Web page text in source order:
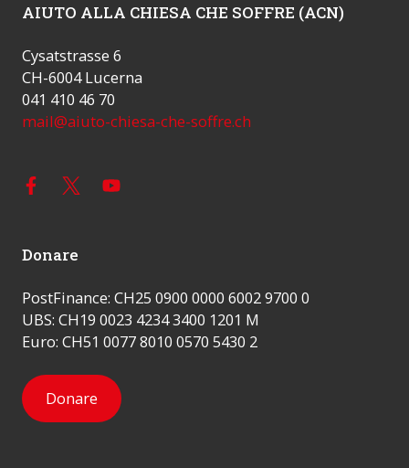
AIUTO ALLA CHIESA CHE SOFFRE (ACN)
Cysatstrasse 6
CH-6004 Lucerna
041 410 46 70
mail@aiuto-chiesa-che-soffre.ch
Donare
PostFinance: CH25 0900 0000 6002 9700 0
UBS: CH19 0023 4234 3400 1201 M
Euro: CH51 0077 8010 0570 5430 2
Donare